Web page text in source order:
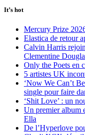
It’s hot
Mercury Prize
Elastica de retour
Calvin Harris
Clementine
Only the Poets en
5 artistes UK
‘Now We Can’t
single pour faire
‘Shit Love’ : un
Un premier album
Ella
De l’Hyperlove